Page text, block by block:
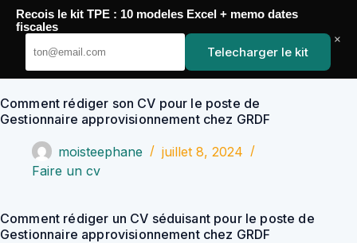
Passer
contenu
YoupiJobs
Comment rédiger son CV pour le poste de
Gestionnaire approvisionnement chez GRDF
moisteephane
juillet 8, 2024
Faire un cv
Comment rédiger un CV séduisant pour le poste de
Gestionnaire approvisionnement chez GRDF
Recois le kit TPE : 10 modeles Excel + memo dates
fiscales
Telecharger le kit
×